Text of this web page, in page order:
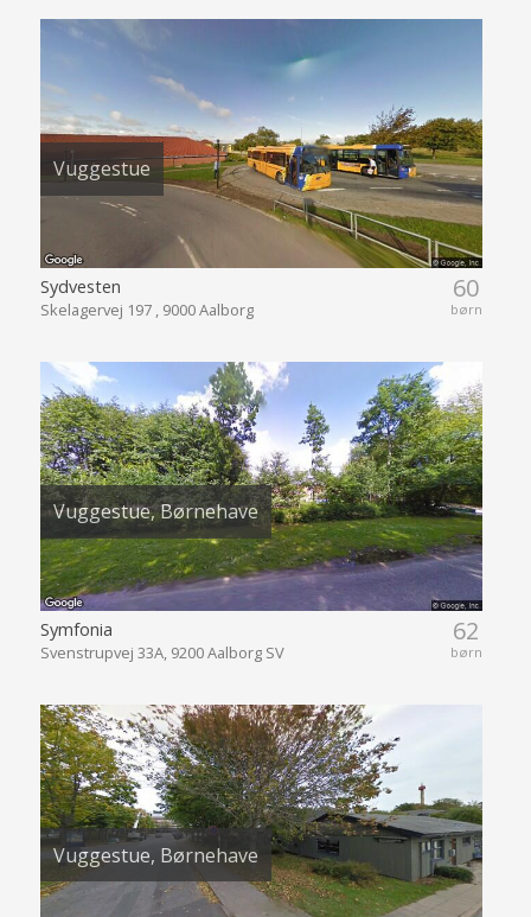
Vuggestue
60
børn
Sydvesten
Skelagervej 197 , 9000 Aalborg
Vuggestue, Børnehave
62
børn
Symfonia
Svenstrupvej 33A, 9200 Aalborg SV
Vuggestue, Børnehave